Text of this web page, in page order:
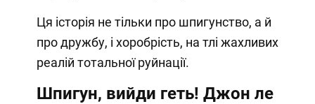
Ця історія не тільки про шпигунство, а й
про дружбу, і хоробрість, на тлі жахливих
реалій тотальної руйнації.
Шпигун, вийди геть! Джон ле